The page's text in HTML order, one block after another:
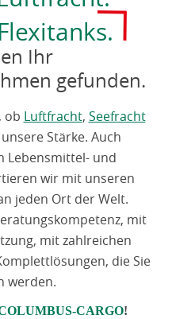
Ihr
gefunden.
ob Luftfracht, Seefracht
Stärke. Auch
Lebensmittel- und
wir mit unseren
jeden Ort der Welt.
mit
mit zahlreichen
die Sie
werden.
CARGO!